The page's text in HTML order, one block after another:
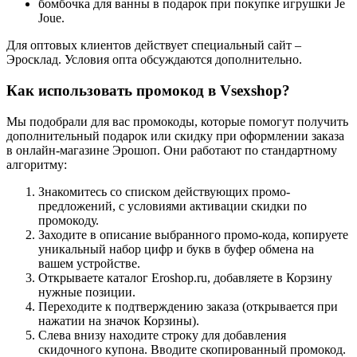
бомбочка для ванны в подарок при покупке игрушки Je
Joue.
Для оптовых клиентов действует специальный сайт –
Эросклад. Условия опта обсуждаются дополнительно.
Как использовать промокод в Vsexshop?
Мы подобрали для вас промокоды, которые помогут получить
дополнительный подарок или скидку при оформлении заказа
в онлайн-магазине Эрошоп. Они работают по стандартному
алгоритму:
Знакомитесь со списком действующих промо-
предложений, с условиями активации скидки по
промокоду.
Заходите в описание выбранного промо-кода, копируете
уникальный набор цифр и букв в буфер обмена на
вашем устройстве.
Открываете каталог Eroshop.ru, добавляете в Корзину
нужные позиции.
Переходите к подтверждению заказа (открывается при
нажатии на значок Корзины).
Слева внизу находите строку для добавления
скидочного купона. Вводите скопированный промокод.